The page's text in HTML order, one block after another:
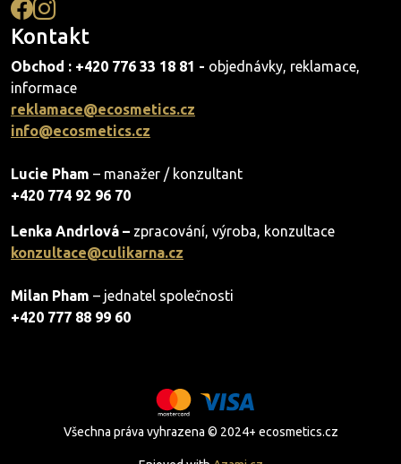
Kontakt
Obchod : +420 776 33 18 81 - objednávky, reklamace,
informace
reklamace@ecosmetics.cz
info@ecosmetics.cz
Lucie Pham – manažer / konzultant
+420 774 92 96 70
Lenka Andrlová – zpracování, výroba, konzultace
konzultace@culikarna.cz
Milan Pham – jednatel společnosti
+420 777 88 99 60
Všechna práva vyhrazena © 2024+ ecosmetics.cz